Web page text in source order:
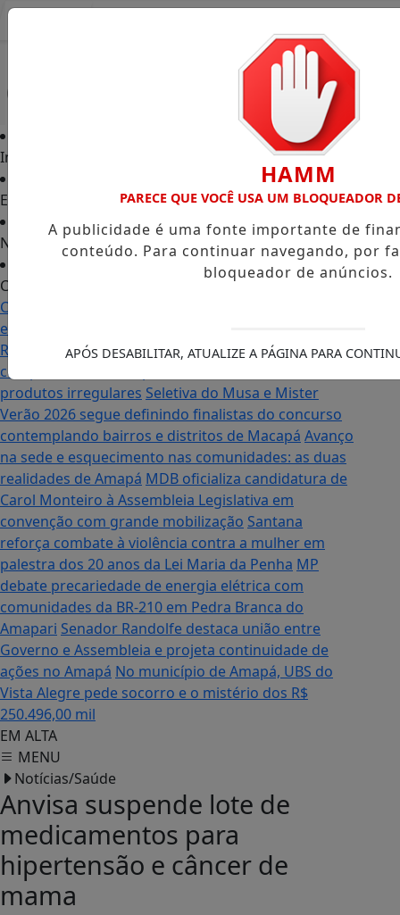
Início
Edições
Notícias
Contato
Carol Monteiro: trajetória política ganha destaque
em Porto Grande com atuação voltada ao município
Receita Federal anuncia mudanças no programa de
compras no exterior para evitar entrada de
produtos irregulares Seletiva do Musa e Mister
Verão 2026 segue definindo finalistas do concurso
contemplando bairros e distritos de Macapá Avanço
na sede e esquecimento nas comunidades: as duas
realidades de Amapá MDB oficializa candidatura de
Carol Monteiro à Assembleia Legislativa em
convenção com grande mobilização Santana
reforça combate à violência contra a mulher em
palestra dos 20 anos da Lei Maria da Penha MP
debate precariedade de energia elétrica com
comunidades da BR-210 em Pedra Branca do
Amapari Senador Randolfe destaca união entre
Governo e Assembleia e projeta continuidade de
ações no Amapá No município de Amapá, UBS do
Vista Alegre pede socorro e o mistério dos R$
250.496,00 mil
EM ALTA
MENU
Notícias/Saúde
Anvisa suspende lote de
medicamentos para
hipertensão e câncer de
mama
HAMM
PARECE QUE VOCÊ USA UM BLOQUEADOR
A publicidade é uma fonte importante de
conteúdo. Para continuar navegando, por
bloqueador de anúncios.
APÓS DESABILITAR, ATUALIZE A PÁGINA PARA